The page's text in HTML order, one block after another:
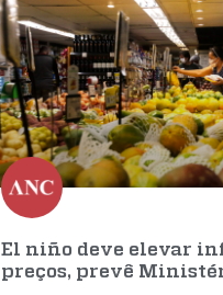
El niño deve elevar
preços, prevê